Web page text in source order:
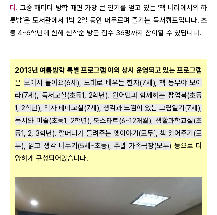
다. 그중 해마다 방학 때면 가장 큰 인기를 얻고 있는 ‘책 나라에서의 하
룻밤’은 도서관에서 1박 2일 동안 머무르며 즐기는 독서캠프입니다. 초
등 4~6학년에 한해 선착순 방문 접수 36명까지 참여할 수 있답니다.
2013년 여름방학 특별 프로그램 이외 상시 운영되고 있는 프로그램
은모여서 놀아요(6세), 노래로 배우는 한자(7세), 책 동무야 모여
라(7세), 독서교실(초등1, 2학년), 원어민과 함께하는 팝업북(초등
1, 2학년), 역사 테마교실(7세), 생각과 느낌이 있는 그림일기(7세),
독서와 미술(초등1, 2학년), 북스타트(6~12개월), 생활과학교실(초
등1, 2, 3학년). 할머니가 들려주는 옛이야기(모두), 책 읽어주기(모
두), 읽고 생각 나누기(5세~초등), 주말 가족극장(모두) 등으로 다
양하게 구성되어있습니다.